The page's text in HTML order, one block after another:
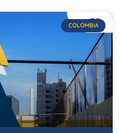
COLOMBIA